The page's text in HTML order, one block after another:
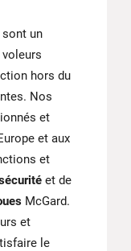
sont un
hors du
Nos
et
et aux
et
et de
McGard.
et
le